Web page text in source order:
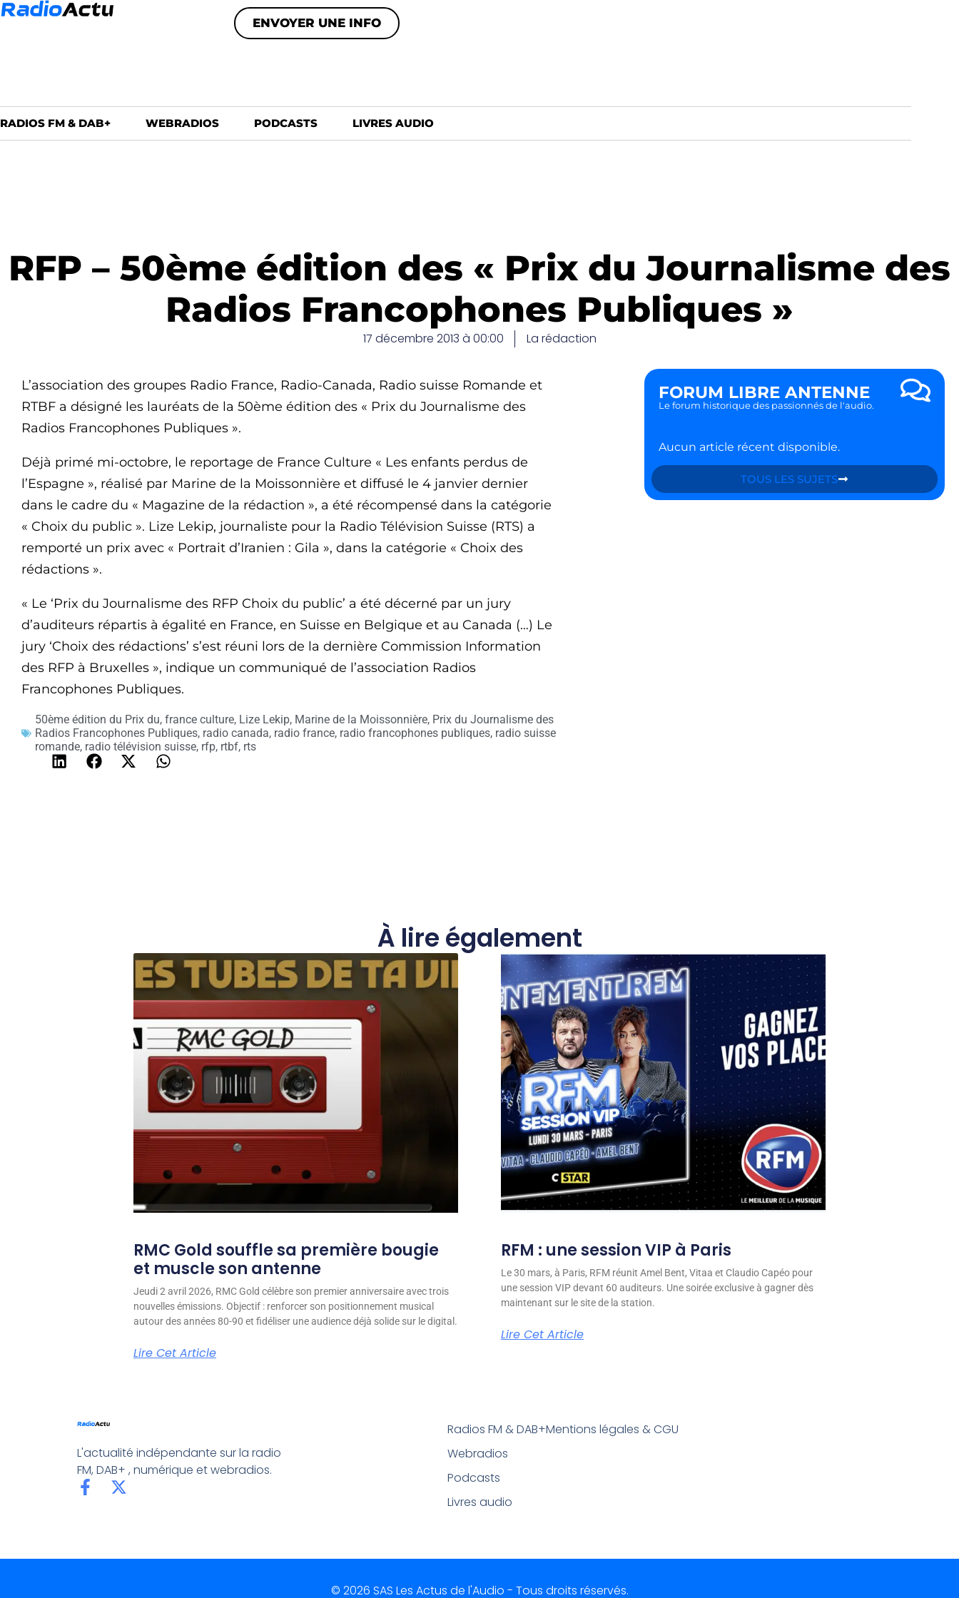
ENVOYER UNE INFO
RADIOS FM & DAB+ WEBRADIOS PODCASTS LIVRES AUDIO
RFP – 50ème édition des « Prix du Journalisme des
Radios Francophones Publiques »
17 décembre 2013 à 00:00 La rédaction
L’association des groupes Radio France, Radio-Canada, Radio suisse Romande et
RTBF a désigné les lauréats de la 50ème édition des « Prix du Journalisme des
Radios Francophones Publiques ».
Déjà primé mi-octobre, le reportage de France Culture « Les enfants perdus de
l’Espagne », réalisé par Marine de la Moissonnière et diffusé le 4 janvier dernier
dans le cadre du « Magazine de la rédaction », a été récompensé dans la catégorie
« Choix du public ». Lize Lekip, journaliste pour la Radio Télévision Suisse (RTS) a
remporté un prix avec « Portrait d’Iranien : Gila », dans la catégorie « Choix des
rédactions ».
« Le ‘Prix du Journalisme des RFP Choix du public’ a été décerné par un jury
d’auditeurs répartis à égalité en France, en Suisse en Belgique et au Canada (…) Le
jury ‘Choix des rédactions’ s’est réuni lors de la dernière Commission Information
des RFP à Bruxelles », indique un communiqué de l’association Radios
Francophones Publiques.
50ème édition du Prix du, france culture, Lize Lekip, Marine de la Moissonnière, Prix du Journalisme des
Radios Francophones Publiques, radio canada, radio france, radio francophones publiques, radio suisse
romande, radio télévision suisse, rfp, rtbf, rts
FORUM LIBRE ANTENNE
Le forum historique des passionnés de l'audio.
Aucun article récent disponible.
TOUS LES SUJETS
À lire également
RMC Gold souffle sa première bougie
et muscle son antenne
Jeudi 2 avril 2026, RMC Gold célèbre son premier anniversaire avec trois
nouvelles émissions. Objectif : renforcer son positionnement musical
autour des années 80-90 et fidéliser une audience déjà solide sur le digital.
Lire Cet Article
RFM : une session VIP à Paris
Le 30 mars, à Paris, RFM réunit Amel Bent, Vitaa et Claudio Capéo pour
une session VIP devant 60 auditeurs. Une soirée exclusive à gagner dès
maintenant sur le site de la station.
Lire Cet Article
L'actualité indépendante sur la radio
FM, DAB+ , numérique et webradios.
Radios FM & DAB+
Webradios
Podcasts
Livres audio
Mentions légales & CGU
© 2026 SAS Les Actus de l'Audio - Tous droits réservés.